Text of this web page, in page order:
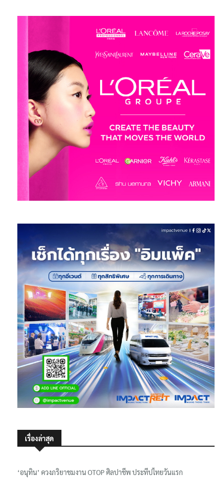
เรื่องล่าสุด
‘อนุทิน’ ควงภริยาชมงาน OTOP ศิลปาชีพ ประทีปไทยวันแรก